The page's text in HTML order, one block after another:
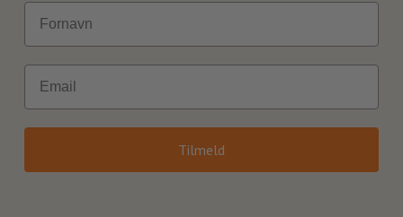
Fornavn
Email
Tilmeld